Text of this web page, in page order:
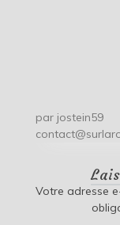
par jostein59
Votre adresse